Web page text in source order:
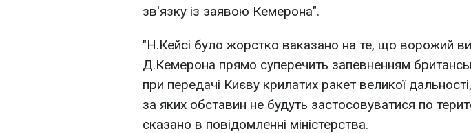
зв'язку із заявою Кемерона".
"Н.Кейсі було жорстко ваказано на те, що ворожий
Д.Кемерона прямо суперечить запевненням
при передачі Києву крилатих ракет великої
за яких обставин не будуть застосовуватися по
сказано в повідомленні міністерства.